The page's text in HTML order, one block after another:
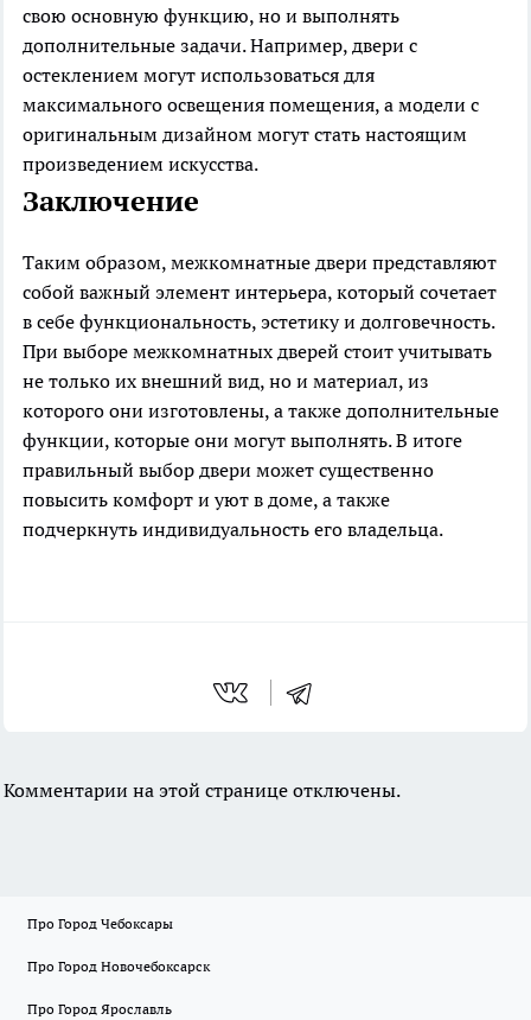
свою основную функцию, но и выполнять
дополнительные задачи. Например, двери с
остеклением могут использоваться для
максимального освещения помещения, а модели с
оригинальным дизайном могут стать настоящим
произведением искусства.
Заключение
Таким образом, межкомнатные двери представляют
собой важный элемент интерьера, который сочетает
в себе функциональность, эстетику и долговечность.
При выборе межкомнатных дверей стоит учитывать
не только их внешний вид, но и материал, из
которого они изготовлены, а также дополнительные
функции, которые они могут выполнять. В итоге
правильный выбор двери может существенно
повысить комфорт и уют в доме, а также
подчеркнуть индивидуальность его владельца.
Комментарии на этой странице отключены.
Про Город Чебоксары
Про Город Новочебоксарск
Про Город Ярославль